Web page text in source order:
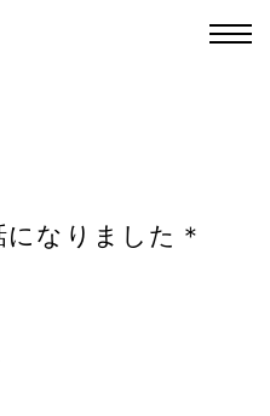
になりました＊